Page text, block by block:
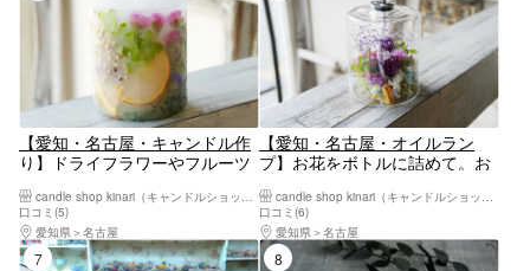
【愛知・名古屋・キャンドル作
り】ドライフラワーやフルーツ
ャンドル作り
candle shop kinari（キャンドルショップキナリ）
口コミ(5)
愛知県
名古屋
【愛知・名古屋・オイルラン
プ】お花をボトルに詰めて。お
candle shop kinari（キャンドルショップキナリ）
口コミ(6)
愛知県
名古屋
7位 8位